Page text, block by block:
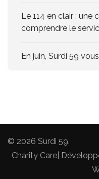
Le 114 en clair :
comprendre le
En juin, Surdi 59
© 2026 Surdi 59.
Charity Care|